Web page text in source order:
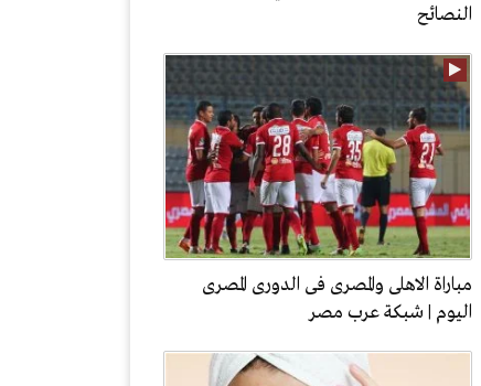
النصائح
مباراة الاهلى والمصرى فى الدورى المصرى
اليوم | شبكة عرب مصر